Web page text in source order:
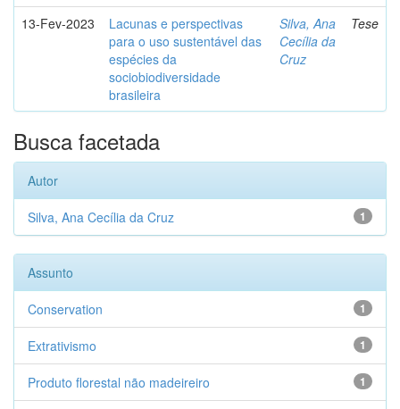
13-Fev-2023
Lacunas e perspectivas
para o uso sustentável das
espécies da
sociobiodiversidade
brasileira
Silva, Ana
Cecília da
Cruz
Tese
Busca facetada
Autor
1
Silva, Ana Cecília da Cruz
Assunto
1
Conservation
1
Extrativismo
1
Produto florestal não madeireiro